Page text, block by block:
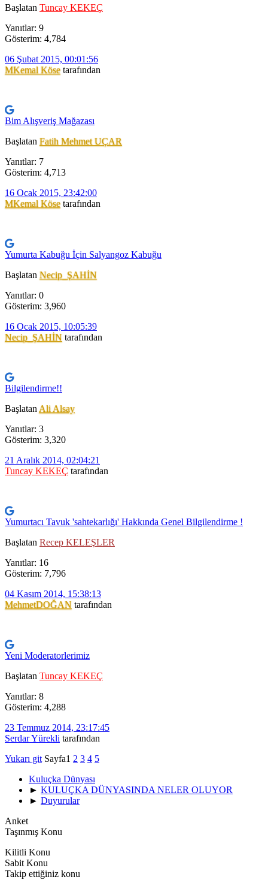
Başlatan Tuncay KEKEÇ
Yanıtlar: 9
Gösterim: 4,784
06 Şubat 2015, 00:01:56
MKemal Kösetarafından
Bim Alışveriş Mağazası
Başlatan Fatih Mehmet UÇAR
Yanıtlar: 7
Gösterim: 4,713
16 Ocak 2015, 23:42:00
MKemal Kösetarafından
Yumurta Kabuğu İçin Salyangoz Kabuğu
Başlatan Necip_ŞAHİN
Yanıtlar: 0
Gösterim: 3,960
16 Ocak 2015, 10:05:39
Necip_ŞAHİN tarafından
Bilgilendirme!!
Başlatan Ali Alsay
Yanıtlar: 3
Gösterim: 3,320
21 Aralık 2014, 02:04:21
Tuncay KEKEÇ tarafından
Yumurtacı Tavuk 'sahtekarlığı' Hakkında Genel Bilgilendirme !
Başlatan Recep KELEŞLER
Yanıtlar: 16
Gösterim: 7,796
04 Kasım 2014, 15:38:13
MehmetDOĞAN tarafından
Yeni Moderatorlerimiz
Başlatan Tuncay KEKEÇ
Yanıtlar: 8
Gösterim: 4,288
23 Temmuz 2014, 23:17:45
Serdar Yürekli tarafından
Yukarı git Sayfa1 2 3 4 5
Kuluçka Dünyası
► KULUÇKA DÜNYASINDA NELER OLUYOR
► Duyurular
Anket
Taşınmış Konu
Kilitli Konu
Sabit Konu
Takip ettiğiniz konu